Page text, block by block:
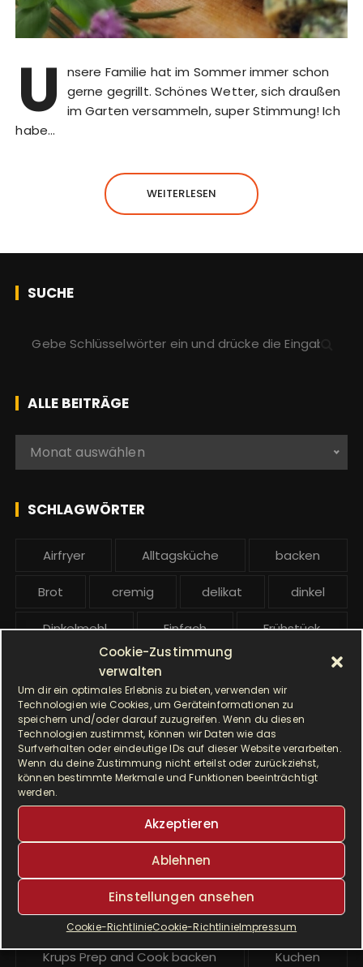
Cookie-Zustimmung
verwalten
Um dir ein optimales Erlebnis zu bieten, verwenden wir
Technologien wie Cookies, um Geräteinformationen zu
speichern und/oder darauf zuzugreifen. Wenn du diesen
Technologien zustimmst, können wir Daten wie das
Surfverhalten oder eindeutige IDs auf dieser Website verarbeiten.
Wenn du deine Zustimmung nicht erteilst oder zurückziehst,
können bestimmte Merkmale und Funktionen beeinträchtigt
werden.
Akzeptieren
Ablehnen
Einstellungen ansehen
Cookie-RichtlinieCookie-RichtlinieImpressum
U
nsere Familie hat im Sommer immer schon
gerne gegrillt. Schönes Wetter, sich draußen
im Garten versammeln, super Stimmung! Ich
habe…
WEITERLESEN
SUCHE
h
e
n
c
:
ALLE BEITRÄGE
e
ä
Monat auswählen
SCHLAGWÖRTER
Airfryer Alltagsküche backen
Brot cremig delikat dinkel
Dinkelmehl Einfach Frühstück
Hauptgericht Hefe Hefeteig
HP5031 HP 5031
I Prep & Cook Gourmet kochen
Krups Krups Master Perfect Gourmet
Krups Prep & Cook
Krups Prep & Cook Rezepte
Krups Prep and Cook
Krups Prep and Cook backen Kuchen